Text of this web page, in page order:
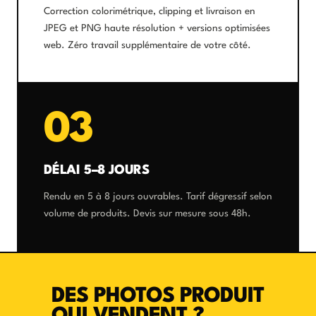
Correction colorimétrique, clipping et livraison en
JPEG et PNG haute résolution + versions optimisées
web. Zéro travail supplémentaire de votre côté.
03
DÉLAI 5–8 JOURS
Rendu en 5 à 8 jours ouvrables. Tarif dégressif selon
volume de produits. Devis sur mesure sous 48h.
DES PHOTOS PRODUIT